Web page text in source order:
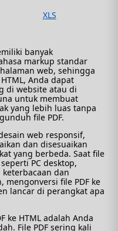
XLS
banyak
markup standar
web, sehingga
Anda dapat
di website atau di
untuk membuat
yang lebih luas tanpa
file PDF.
web responsif,
dan disesuaikan
yang berbeda. Saat file
PC desktop,
dan
mengonversi file PDF ke
lancar di perangkat apa
ke HTML adalah Anda
File PDF sering kali